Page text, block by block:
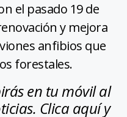
el pasado 19 de
y mejora
anfibios que
forestales.
en tu móvil al
Clica aquí y